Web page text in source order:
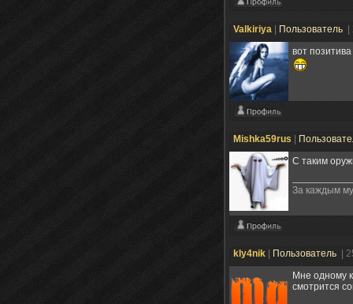
Valkiriya Пользователь
вот
Mishka59rus
С таким
За каждым
kly4nik Пользователь
|
Мне одному
смотрится